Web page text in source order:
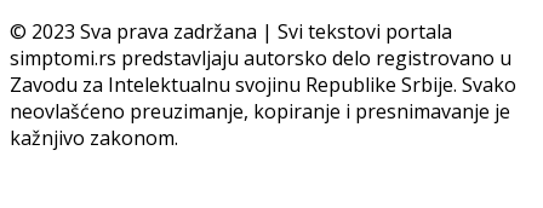
© 2023 Sva prava zadržana | Svi tekstovi portala
simptomi.rs predstavljaju autorsko delo registrovano u
Zavodu za Intelektualnu svojinu Republike Srbije. Svako
neovlašćeno preuzimanje, kopiranje i presnimavanje je
kažnjivo zakonom.